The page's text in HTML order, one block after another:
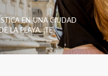
EN UNA CIUDAD
LA PLAYA. ¡TE